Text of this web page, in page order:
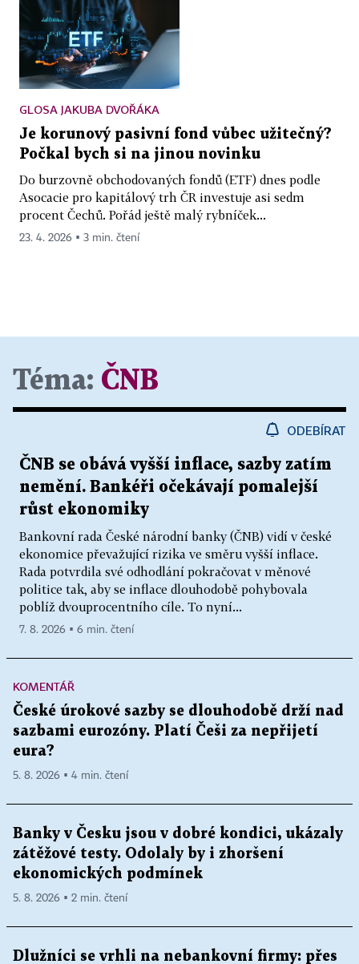
GLOSA JAKUBA DVOŘÁKA
Je korunový pasivní fond vůbec užitečný?
Počkal bych si na jinou novinku
Do burzovně obchodovaných fondů (ETF) dnes podle
Asocacie pro kapitálový trh ČR investuje asi sedm
procent Čechů. Pořád ještě malý rybníček...
23. 4. 2026 ▪ 3 min. čtení
Téma: ČNB
ODEBÍRAT
ČNB se obává vyšší inflace, sazby zatím
nemění. Bankéři očekávají pomalejší
růst ekonomiky
Bankovní rada České národní banky (ČNB) vidí v české
ekonomice převažující rizika ve směru vyšší inflace.
Rada potvrdila své odhodlání pokračovat v měnové
politice tak, aby se inflace dlouhodobě pohybovala
poblíž dvouprocentního cíle. To nyní...
7. 8. 2026 ▪ 6 min. čtení
KOMENTÁŘ
České úrokové sazby se dlouhodobě drží nad
sazbami eurozóny. Platí Češi za nepřijetí
eura?
5. 8. 2026 ▪ 4 min. čtení
Banky v Česku jsou v dobré kondici, ukázaly
zátěžové testy. Odolaly by i zhoršení
ekonomických podmínek
5. 8. 2026 ▪ 2 min. čtení
Dlužníci se vrhli na nebankovní firmy: přes